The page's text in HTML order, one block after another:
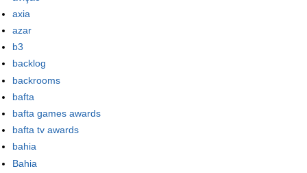
axia
azar
b3
backlog
backrooms
bafta
bafta games awards
bafta tv awards
bahia
Bahia